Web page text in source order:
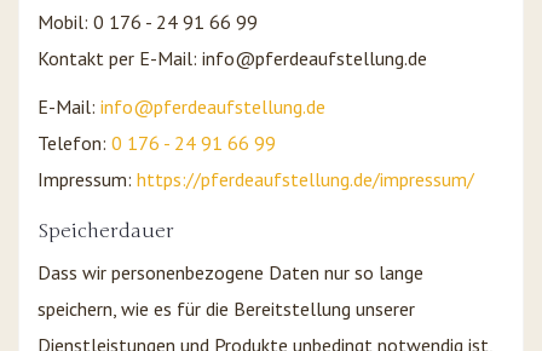
Mobil: 0 176 - 24 91 66 99
Kontakt per E-Mail: info@pferdeaufstellung.de
E-Mail: info@pferdeaufstellung.de
Telefon: 0 176 - 24 91 66 99
Impressum: https://pferdeaufstellung.de/impressum/
Speicherdauer
Dass wir personenbezogene Daten nur so lange
speichern, wie es für die Bereitstellung unserer
Dienstleistungen und Produkte unbedingt notwendig ist,